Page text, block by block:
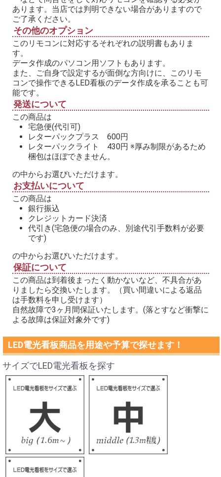
あります。当店では判明できない場合がありますので
ご了承ください。
その他のオプション
このリモコンに対応するそれぞれの説明書もありま
す。
データ作成のパソコン用ソフトもあります。
また、ご自身で設定するが面倒な方向けに、このリモ
コンで操作できるLED看板のデータ作成を承ることも可
能です。
発送について
この商品は
宅急便(代引可)
レターパックプラス 600円
レターパックライト 430円 ※厚み制限があるため
梱包はほぼできません。
の中からお選びいただけます。
お支払いについて
この商品は
銀行振込
クレジットカード決済
代引き(宅急便の場合のみ、別途代引手数料が必要
です)
の中からお選びいただけます。
保証について
この商品は到着後まったく動かないなど、不具合があ
りましたら交換いたします。（買い間違いによる返品
は手数料を申し受けます）
自然故障で3ヶ月間保証いたします。(落とすなど衝撃に
よる故障は保証対象外です)
LED電光看板商品を用途や予算で探せます！
サイズでLED電光看板を探す